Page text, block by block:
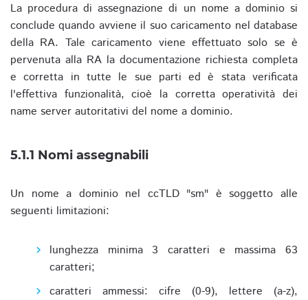
La procedura di assegnazione di un nome a dominio si
conclude quando avviene il suo caricamento nel database
della RA. Tale caricamento viene effettuato solo se è
pervenuta alla RA la documentazione richiesta completa
e corretta in tutte le sue parti ed è stata verificata
l'effettiva funzionalità, cioè la corretta operatività dei
name server autoritativi del nome a dominio.
5.1.1 Nomi assegnabili
Un nome a dominio nel ccTLD "sm" è soggetto alle
seguenti limitazioni:
lunghezza minima 3 caratteri e massima 63
caratteri;
caratteri ammessi: cifre (0-9), lettere (a-z),